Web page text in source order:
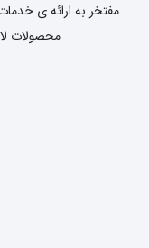
مفتخر به ارائه ی
محصولات